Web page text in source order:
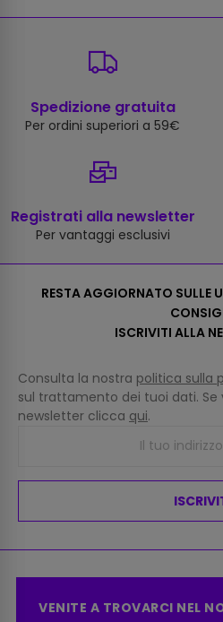
Spedizione gratuita
Per ordini superiori a 59€
Registrati alla newsletter
Per vantaggi esclusivi
RESTA AGGIORNATO SULLE
ISCRIVITI ALLA
Consulta la nostra politica sulla
sul trattamento dei tuoi dati. Se
newsletter clicca qui.
VENITE A TROVARCI NEL